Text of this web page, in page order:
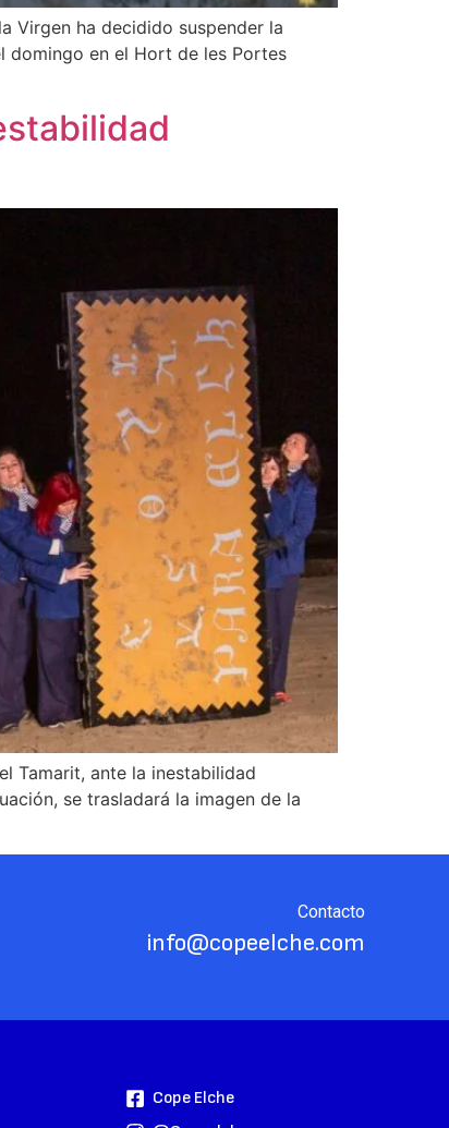
Virgen ha decidido suspender la
domingo en el Hort de les Portes
Tamarit, ante la inestabilidad
se trasladará la imagen de la
Contacto
info@copeelche.com
Cope Elche